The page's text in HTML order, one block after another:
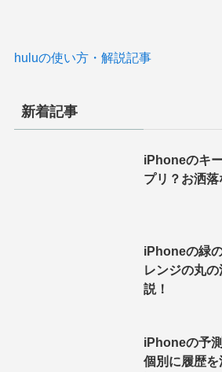
huluの使い方・解説記事
新着記事
iPhoneのキ
プリ？お洒
iPhoneの緑
レンジの丸
説！
iPhoneの予
個別に履歴